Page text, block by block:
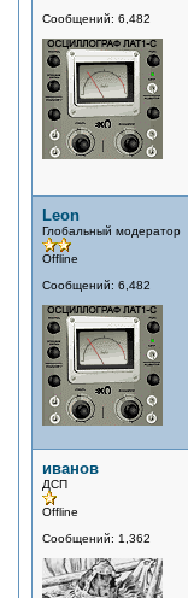
Сообщений: 6,482
Leon
Глобальный модератор
Offline
Сообщений: 6,482
иванов
ДСП
Offline
Сообщений: 1,362